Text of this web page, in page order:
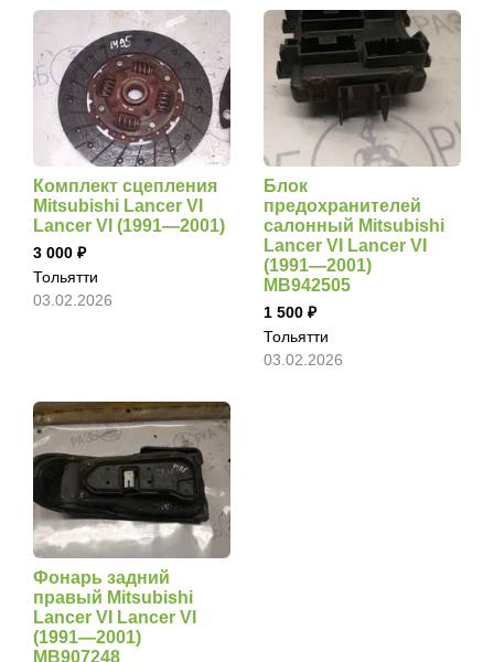
Комплект сцепления
Mitsubishi Lancer VI
Lancer VI (1991—2001)
3 000
Тольятти
03.02.2026
Блок
предохранителей
салонный Mitsubishi
Lancer VI Lancer VI
(1991—2001)
MB942505
1 500
Тольятти
03.02.2026
Фонарь задний
правый Mitsubishi
Lancer VI Lancer VI
(1991—2001)
MB907248